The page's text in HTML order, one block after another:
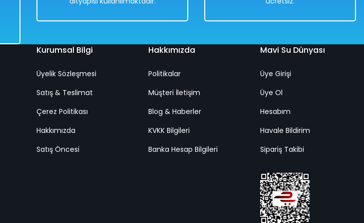
1969 Cadillac Eldorado Biarritz 1:18 Ölçekli Klasik Araba Pembe Renkli 30 Cm
8.838,00 TL
Kurumsal Bilgi
Üyelik Sözleşmesi
Satış & Teslimat
Çerez Politikası
Hakkımızda
Satış Öncesi
Hakkımızda
Politikalar
Müşteri İletişim
Blog & Haberler
KVKK Bilgileri
Banka Hesap Bilgileri
Mavi Su Dünyası
Üye Girişi
Üye Ol
Hesabım
Havale Bildirim
Sipariş Takibi